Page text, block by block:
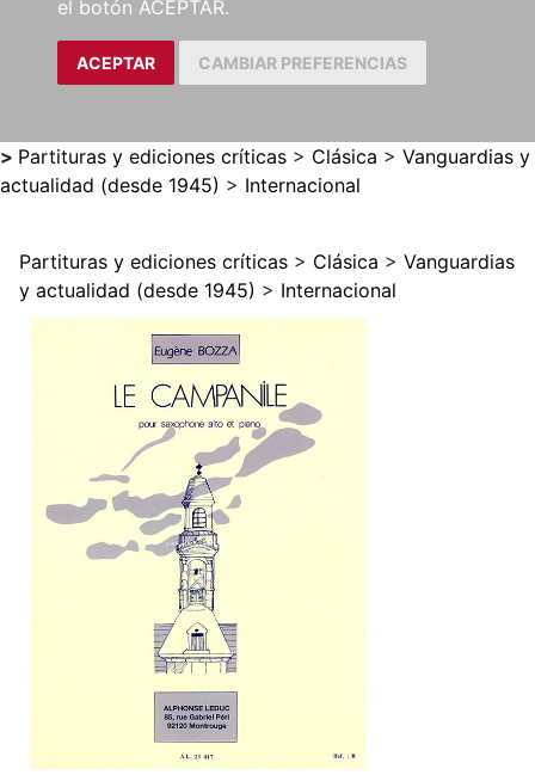
el botón ACEPTAR.
ACEPTAR CAMBIAR PREFERENCIAS
> Partituras y ediciones críticas > Clásica > Vanguardias y
actualidad (desde 1945) > Internacional
Partituras y ediciones críticas > Clásica > Vanguardias
y actualidad (desde 1945) > Internacional